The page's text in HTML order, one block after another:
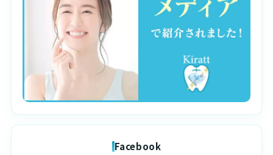
Facebook